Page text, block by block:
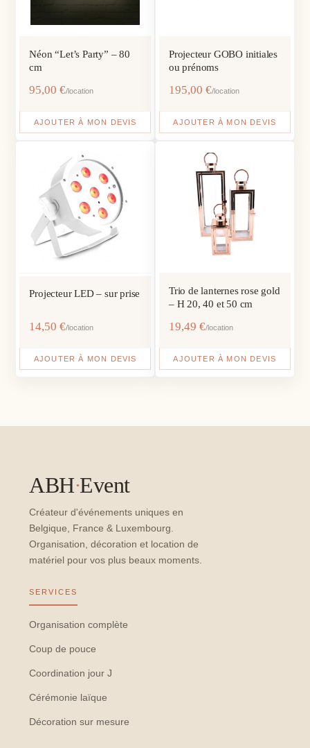
Néon “Let’s Party” – 80
cm
95,00€/location
AJOUTER À MON DEVIS
Projecteur GOBO initiales
ou prénoms
195,00 €/location
AJOUTER À MON DEVIS
Projecteur LED – sur prise
14,50€/location
AJOUTER À MON DEVIS
Trio de lanternes rose gold
– H 20, 40 et 50 cm
19,49 €/location
AJOUTER À MON DEVIS
ABH·Event
Créateur d'événements uniques en
Belgique, France & Luxembourg.
Organisation, décoration et location de
matériel pour vos plus beaux moments.
SERVICES
Organisation complète
Coup de pouce
Coordination jour J
Cérémonie laïque
Décoration sur mesure